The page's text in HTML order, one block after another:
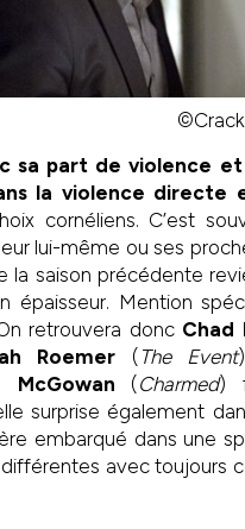
sa part de violence
la violence directe
cornéliens. C’est
lui-même ou ses
la saison précédente
épaisseur. Mention
retrouvera doncChad
Roemer ( The Event
McGowan ( Charmed)
surprise également
embarqué dans une
avec toujours